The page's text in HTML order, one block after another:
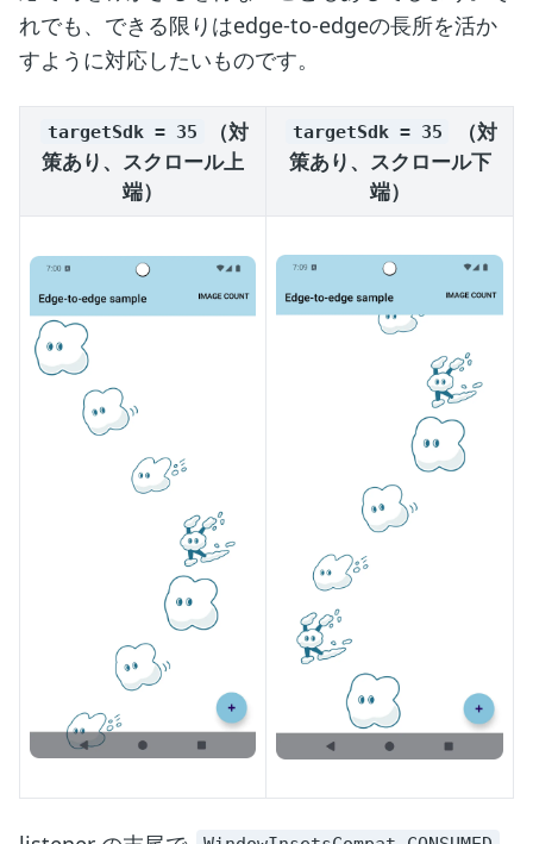
れでも、できる限りはedge-to-edgeの長所を活か
すように対応したいものです。
targetSdk = 35
（対
策あり、スクロール上
端）
targetSdk = 35
（対
策あり、スクロール下
端）